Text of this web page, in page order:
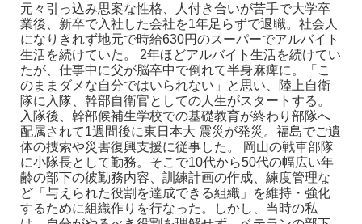
元々引っ込み思案な性格、人付き合いが苦手で大学卒
業後、新卒で入社した会社を1年足らずで退職。社会人
になりきれず地元で時給630円のスーパーでアルバイト
生活を続けていた。
2年ほどアルバイト生活を続けてい
たが、仕事中に父が脳卒中で倒れて半身麻痺に。「こ
のままダメな自分ではいられない」と思い、陸上自衛
隊に入隊、幹部自衛官としての人生がスタートする。
入隊後、幹部候補生学校での基礎教育が終わり部隊へ
配属されて1週間後に東日本大 震災が発災。福島でご遺
体の捜索や災害復興支援に従事した。
岡山の戦車部隊
に小隊長として勤務。そこで10代から50代の幅広い年
齢の部下の彼勤務内容、訓練計画の作成、練度管理な
ど「与えられた役割を達成できる組織」を維持・強化
するために組織作りを行なった。しかし、当時の私